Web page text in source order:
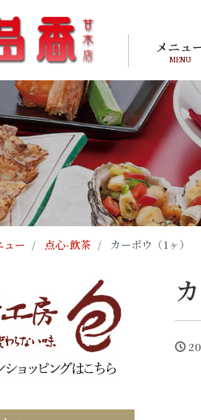
メニュ
MENU
ュー 点心-飲茶 カーポウ（1ヶ）